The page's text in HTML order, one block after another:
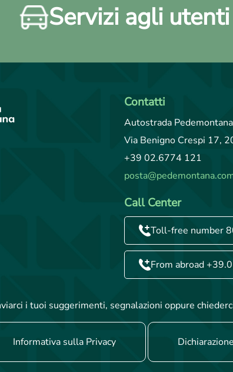
Servizi agli utenti
Contatti
Autostrada
Via Benigno Crespi 17,
+39 02.6774 121
Call Center
Toll-free number
From abroad
i tuoi suggerimenti, segnalazioni oppure
Informativa sulla Privacy